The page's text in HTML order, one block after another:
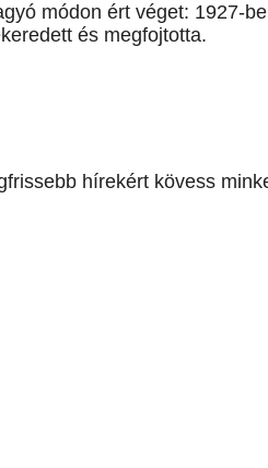
módon ért véget: 1927-
és megfojtotta.
hírekért kövess